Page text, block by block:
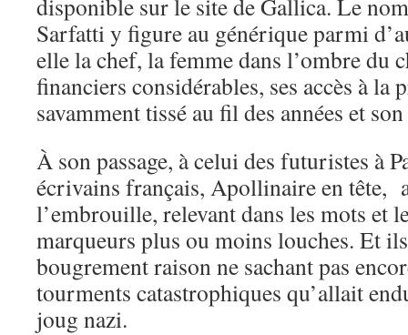
disponible sur le site de Gallica. Le
Sarfatti y figure au générique parmi
elle la chef, la femme dans l’ombre du
financiers considérables, ses accès à la
savamment tissé au fil des années et
À son passage, à celui des futuristes à
écrivains français, Apollinaire en tête,
l’embrouille, relevant dans les mots et
marqueurs plus ou moins louches. Et
bougrement raison ne sachant pas
tourments catastrophiques qu’allait
joug nazi.